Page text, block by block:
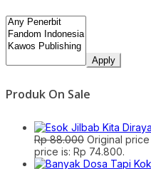
Apply
Produk On Sale
Rp88.000 Original
price is: Rp 74.800.